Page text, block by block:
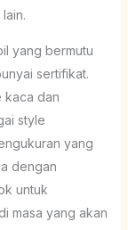
yang bermutu
sertifikat.
kaca dan
style
yang
dengan
untuk
masa yang akan